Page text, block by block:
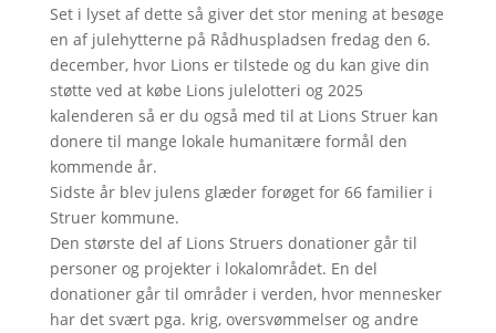
Set i lyset af dette så giver det stor mening at besøge
en af julehytterne på Rådhuspladsen fredag den 6.
december, hvor Lions er tilstede og du kan give din
støtte ved at købe Lions julelotteri og 2025
kalenderen så er du også med til at Lions Struer kan
donere til mange lokale humanitære formål den
kommende år.
Sidste år blev julens glæder forøget for 66 familier i
Struer kommune.
Den største del af Lions Struers donationer går til
personer og projekter i lokalområdet. En del
donationer går til områder i verden, hvor mennesker
har det svært pga. krig, oversvømmelser og andre